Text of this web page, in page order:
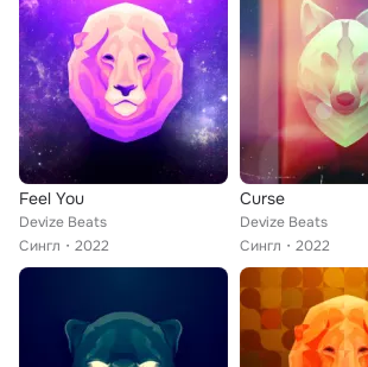
Feel You
Devize Beats
Сингл
2022
Curse
Devize Beats
Сингл
2022